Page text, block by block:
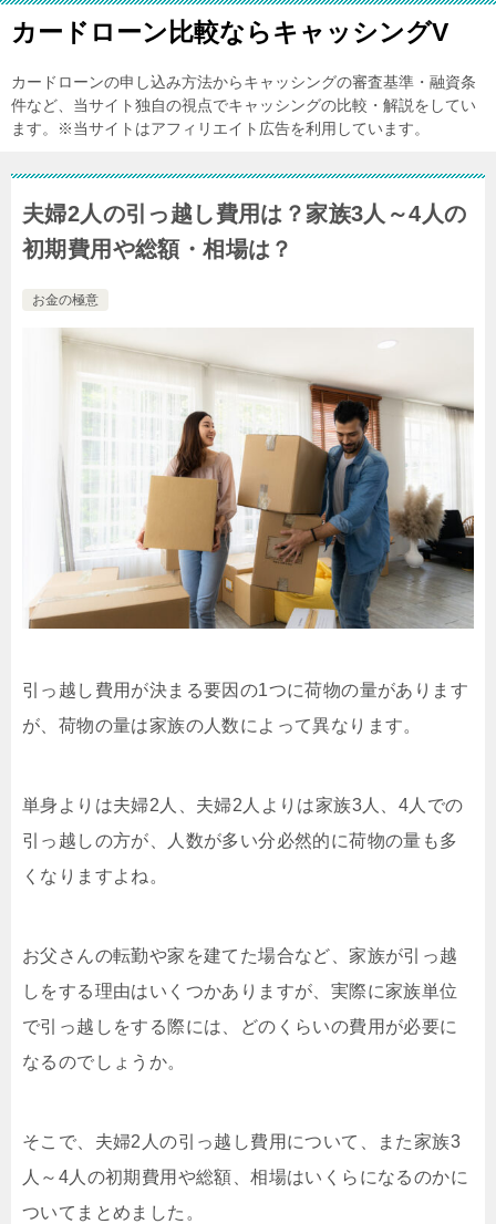
カードローン比較ならキャッシングV
カードローンの申し込み方法からキャッシングの審査基準・融資条
件など、当サイト独自の視点でキャッシングの比較・解説をしてい
ます。※当サイトはアフィリエイト広告を利用しています。
夫婦2人の引っ越し費用は？家族3人～4人の
初期費用や総額・相場は？
お金の極意
引っ越し費用が決まる要因の1つに荷物の量があります
が、荷物の量は家族の人数によって異なります。
単身よりは夫婦2人、夫婦2人よりは家族3人、4人での
引っ越しの方が、人数が多い分必然的に荷物の量も多
くなりますよね。
お父さんの転勤や家を建てた場合など、家族が引っ越
しをする理由はいくつかありますが、実際に家族単位
で引っ越しをする際には、どのくらいの費用が必要に
なるのでしょうか。
そこで、夫婦2人の引っ越し費用について、また家族3
人～4人の初期費用や総額、相場はいくらになるのかに
ついてまとめました。